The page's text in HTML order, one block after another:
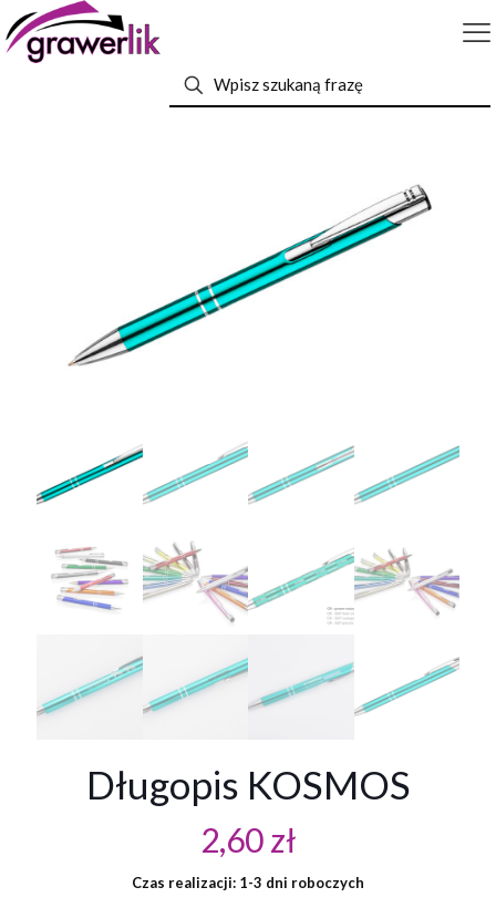
Długopis KOSMOS
2,60zł
Czas realizacji: 1-3 dni roboczych